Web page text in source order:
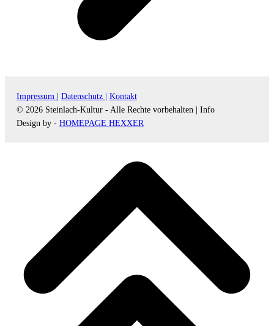
Impressum | Datenschutz |
Kontakt
© 2026 Steinlach-Kultur - Alle Rechte vorbehalten |
Info
Design by - HOMEPAGE HEXXER